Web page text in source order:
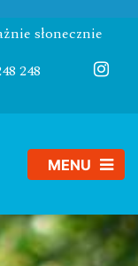
słonecznie
248